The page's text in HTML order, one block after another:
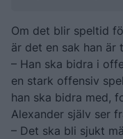
Om det blir speltid
är det en sak han är
– Han ska bidra i
en stark offensiv
han ska bidra med,
Alexander själv ser
– Det ska bli sjukt